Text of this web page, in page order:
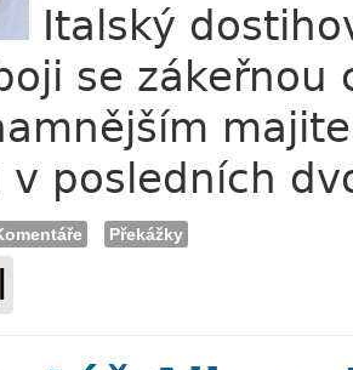
Italský
se zákeřnou
v posledních
Překážky